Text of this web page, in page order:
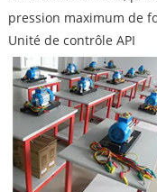
pression maximum de
Unité de contrôle API